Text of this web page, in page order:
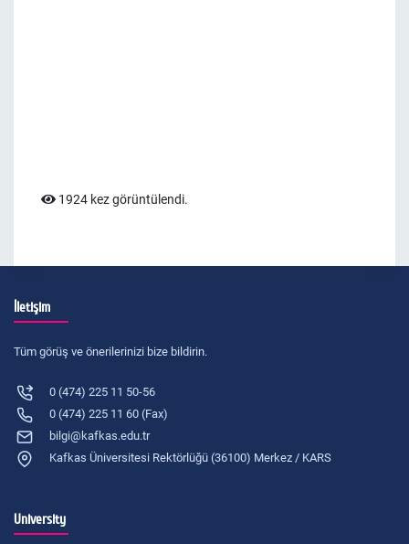
1924 kez görüntülendi.
İletişim
Tüm görüş ve önerilerinizi bize bildirin.
0 (474) 225 11 50-56
0 (474) 225 11 60 (Fax)
bilgi@kafkas.edu.tr
Kafkas Üniversitesi Rektörlüğü (36100) Merkez / KARS
University